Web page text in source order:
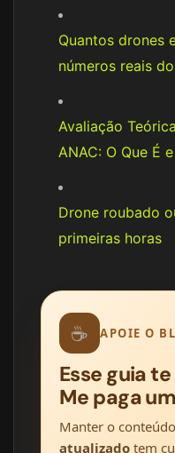
Quantos drones
números reais
Avaliação
ANAC: O Que É
Drone roubado
primeiras horas
☕ APOIE O
Esse guia
Me paga
Manter o
atualizado tem